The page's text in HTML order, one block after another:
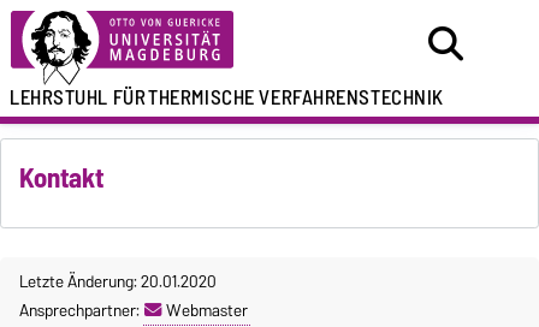
LEHRSTUHL FÜRTHERMISCHE VERFAHRENSTECHNIK
Kontakt
Letzte Änderung: 20.01.2020
Ansprechpartner:
Webmaster